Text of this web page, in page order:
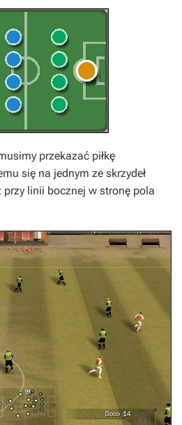
przekazać piłkę
się na jednym ze skrzydeł
linii bocznej w stronę pola